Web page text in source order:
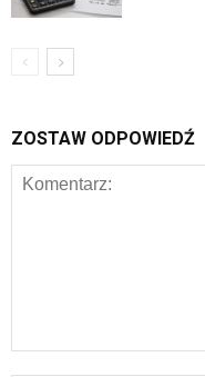
ZOSTAW ODPOWIEDŹ